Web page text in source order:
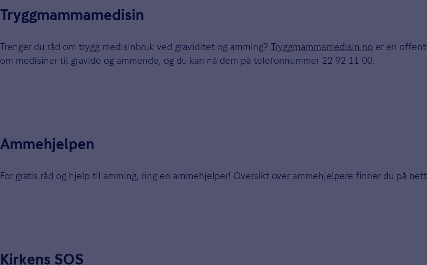
Tryggmammamedisin
Trenger du råd om trygg medisinbruk ved graviditet og amming? Tryggmammamedisin.no er en
om medisiner til gravide og ammende, og du kan nå dem på telefonnummer 22 92 11 00.
Ammehjelpen
For gratis råd og hjelp til amming, ring en ammehjelper! Oversikt over ammehjelpere finner du på
Kirkens SOS